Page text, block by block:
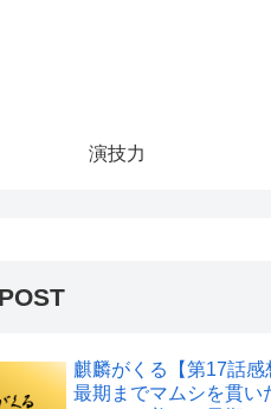
演技力
麒麟がくる【第17話感
最期までマムシを貫い